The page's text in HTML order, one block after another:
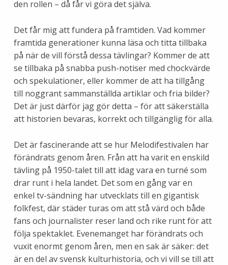
den rollen – då får vi göra det själva.
Det får mig att fundera på framtiden. Vad kommer
framtida generationer kunna läsa och titta tillbaka
på när de vill förstå dessa tävlingar? Kommer de att
se tillbaka på snabba push-notiser med chockvärde
och spekulationer, eller kommer de att ha tillgång
till noggrant sammanställda artiklar och fria bilder?
Det är just därför jag gör detta – för att säkerställa
att historien bevaras, korrekt och tillgänglig för alla.
Det är fascinerande att se hur Melodifestivalen har
förändrats genom åren. Från att ha varit en enskild
tävling på 1950-talet till att idag vara en turné som
drar runt i hela landet. Det som en gång var en
enkel tv-sändning har utvecklats till en gigantisk
folkfest, där städer turas om att stå värd och både
fans och journalister reser land och rike runt för att
följa spektaklet. Evenemanget har förändrats och
vuxit enormt genom åren, men en sak är säker: det
är en del av svensk kulturhistoria, och vi vill se till att